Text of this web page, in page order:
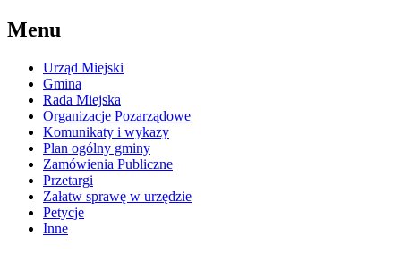
Menu
Urząd Miejski
Gmina
Rada Miejska
Organizacje Pozarządowe
Komunikaty i wykazy
Plan ogólny gminy
Zamówienia Publiczne
Przetargi
Załatw sprawę w urzędzie
Petycje
Inne